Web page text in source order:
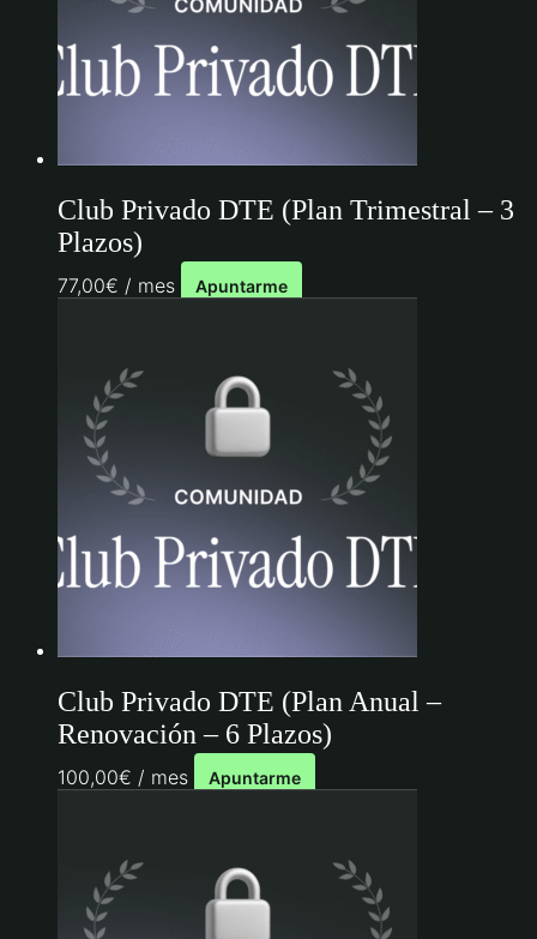
Club Privado DTE (Plan Trimestral – 3
Plazos)
77,00€ / mes Apuntarme
Club Privado DTE (Plan Anual –
Renovación – 6 Plazos)
100,00€ / mes Apuntarme